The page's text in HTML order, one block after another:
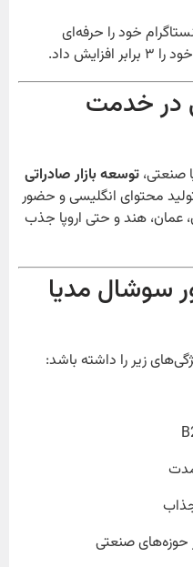
خود را حرفه‌ای
داد.
در خدمت
صنعتی، توسعه بازار صادراتی
محتوای انگلیسی و حضور
عمان، هند و حتی اروپا جذب
سوشال مدیا
زیر را داشته باشد:
حوزه‌های صنعتی